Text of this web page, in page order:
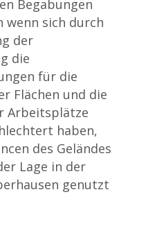
Begabungen
wenn sich durch
der
die
für die
Flächen und die
Arbeitsplätze
haben,
des Geländes
Lage in der
genutzt